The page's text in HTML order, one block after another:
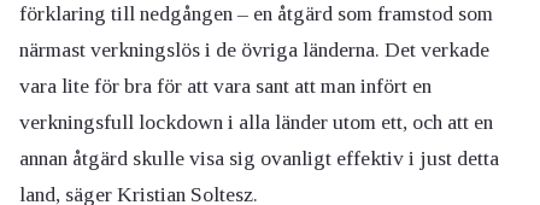
förklaring till nedgången – en åtgärd som framstod som
närmast verkningslös i de övriga länderna. Det verkade
vara lite för bra för att vara sant att man infört en
verkningsfull lockdown i alla länder utom ett, och att en
annan åtgärd skulle visa sig ovanligt effektiv i just detta
land, säger Kristian Soltesz.